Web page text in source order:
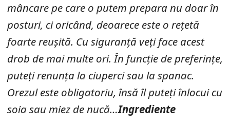
mâncare pe care o putem prepara nu doar în
posturi, ci oricând, deoarece este o rețetă
foarte reușită. Cu siguranță veți face acest
drob de mai multe ori. În funcție de preferințe,
puteți renunța la ciuperci sau la spanac.
Orezul este obligatoriu, însă îl puteți înlocui cu
soia sau miez de nucă…Ingrediente